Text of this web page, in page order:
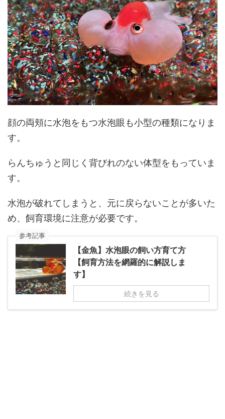
顔の両頬に水泡をもつ水泡眼も小型の種類になりま
す。
らんちゅうと同じく背びれのない体型をもっていま
す。
水泡が破れてしまうと、元に戻らないことが多いた
め、飼育環境に注意が必要です。
参考記事
【金魚】水泡眼の飼い方育て方
【飼育方法を網羅的に解説しま
す】
続きを見る